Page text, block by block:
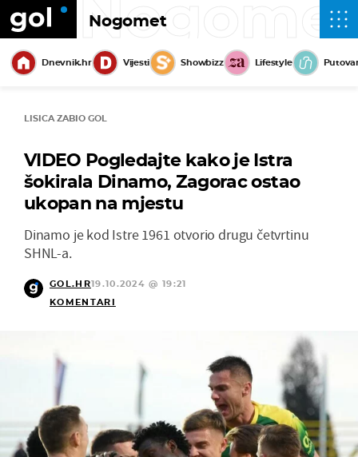
Nogomet
Dnevnik.hr Vijesti Showbizz Lifestyle
LISICA ZABIO GOL
VIDEO Pogledajte kako je Istra
šokirala Dinamo, Zagorac ostao
ukopan na mjestu
Dinamo je kod Istre 1961 otvorio drugu četvrtinu
SHNL-a.
GOL.HR19.10.2024 @ 19:21
KOMENTARI